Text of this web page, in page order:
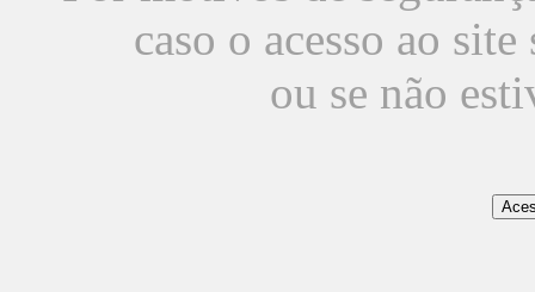
caso o acesso ao
ou se não